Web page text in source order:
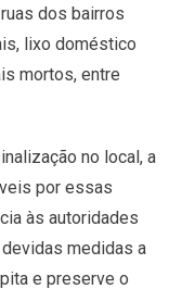
dos bairros
lixo doméstico
mortos, entre
no local, a
por essas
às autoridades
medidas a
e preserve o